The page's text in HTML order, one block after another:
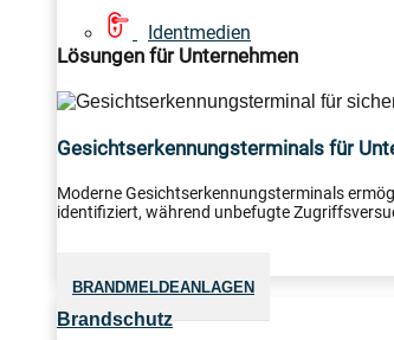
Identmedien
Lösungen für Unternehmen
Gesichtserkennungsterminals für
Moderne Gesichtserkennungsterminals
identifiziert, während unbefugte
BRANDMELDEANLAGEN
Brandschutz